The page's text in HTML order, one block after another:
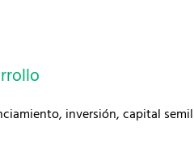
inversión, capital